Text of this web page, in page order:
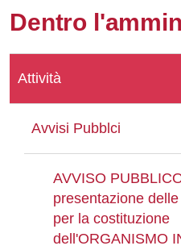
Dentro
Attività
Avvisi Pubblci
AVVISO
presentazione
per la costituzione
dell'ORGANISMO